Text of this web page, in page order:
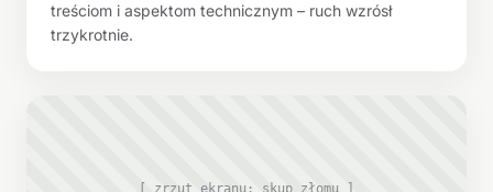
treściom i aspektom technicznym – ruch wzrósł
trzykrotnie.
[ zrzut ekranu: skup złomu ]